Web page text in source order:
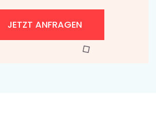
JETZT ANFRAGEN